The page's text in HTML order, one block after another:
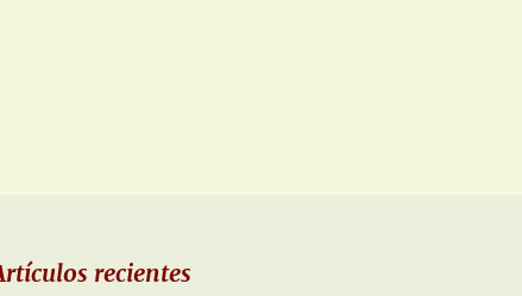
recientes